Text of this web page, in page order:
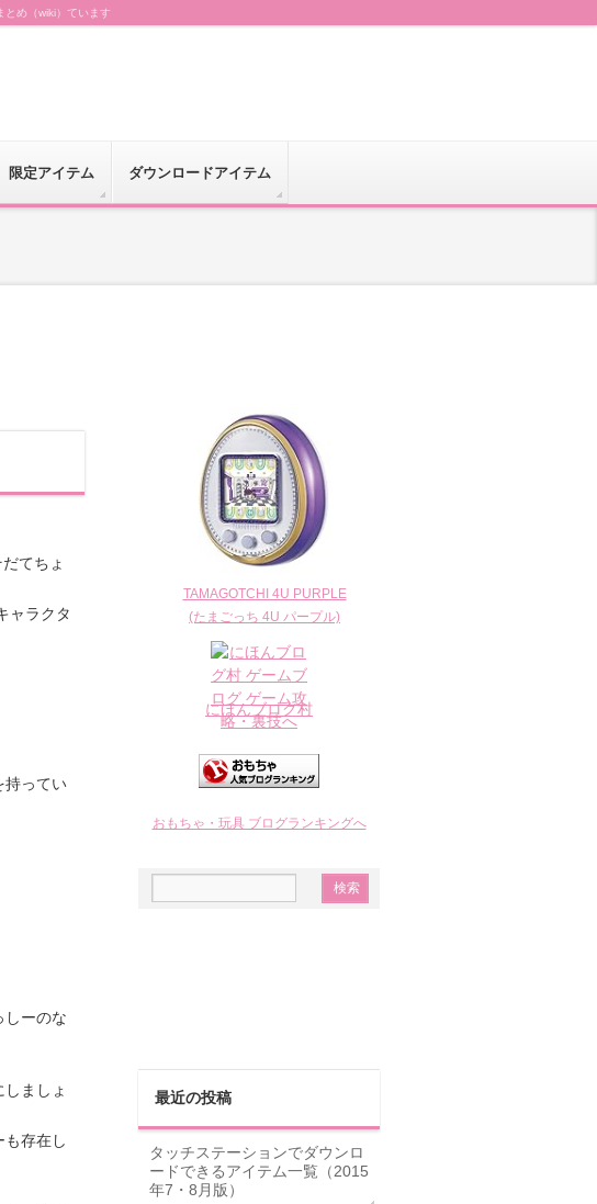
とめ（wiki）ています
限定アイテム ダウンロードアイテム
てちょ
ャラクタ
持ってい
しーのな
ましょ
存在し
TAMAGOTCHI 4U PURPLE
(たまごっち 4U パープル)
にほんブログ村
おもちゃ・玩具 ブログランキングへ
最近の投稿
タッチステーションでダウンロ
ードできるアイテム一覧（2015
年7・8月版）